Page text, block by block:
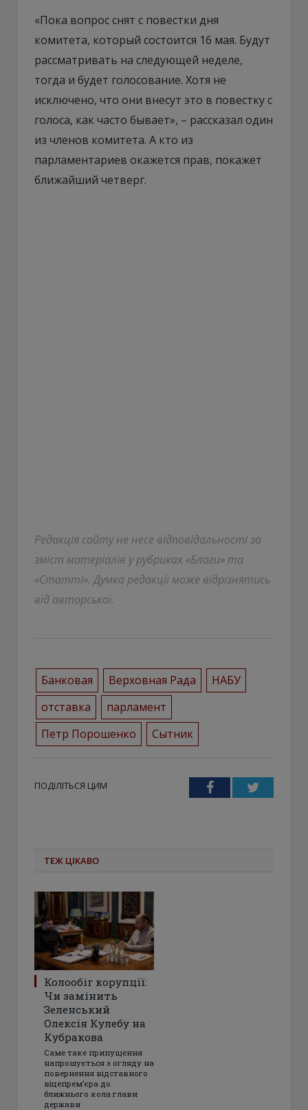
«Пока вопрос снят с повестки дня
комитета, который состоится 16 мая. Будут
рассматривать на следующей неделе,
тогда и будет голосование. Хотя не
исключено, что они внесут это в повестку с
голоса, как часто бывает», – рассказал один
из членов комитета. А кто из
парламентариев окажется прав, покажет
ближайший четверг.
Редакція сайту не несе відповідальності за
зміст матеріалів у рубриках «Блоги» та
«Статті». Думка редакції може відрізнятись
від авторської.
Банковая Верховная Рада
НАБУ
отставка
парламент
Петр Порошенко
Сытник
ПОДІЛІТЬСЯ ЦИМ FacebookTwitter
ТЕЖ ЦІКАВО
Колообіг корупції:
Чи замінить
Зеленський
Олексія Кулебу на
Кубракова
Саме таке припущення
напрошується з огляду на
повернення відставного
віцепрем’єра до
ближнього кола глави
держави